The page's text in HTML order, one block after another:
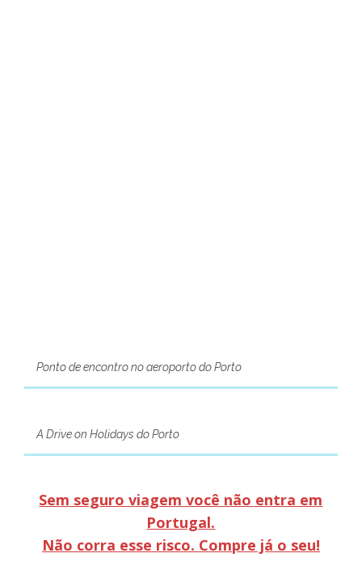
Ponto de encontro no aeroporto do Porto
A Drive on Holidays do Porto
Sem seguro viagem você não entra em
Portugal.
Não corra esse risco. Compre já o seu!